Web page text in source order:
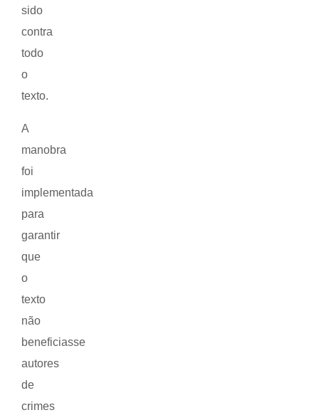
sido
contra
todo
o
texto.
A
manobra
foi
implementada
para
garantir
que
o
texto
não
beneficiasse
autores
de
crimes